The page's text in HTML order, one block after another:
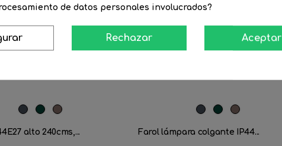
NegroVerdeMarrón
alto 240cms,...
NegroVerdeMarrón
Farol lámpara colgante IP44...
de datos personales involucrados?
Rechazar Aceptar